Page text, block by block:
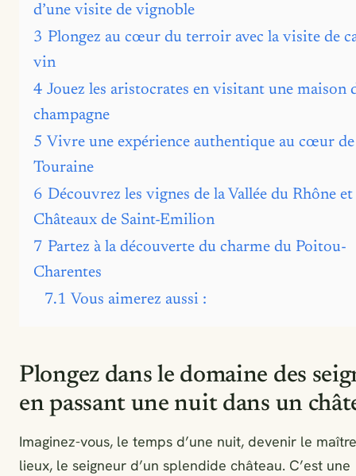
d’une visite de vignoble
3 Plongez au cœur du terroir avec la visite de
vin
4 Jouez les aristocrates en visitant une maison
champagne
5 Vivre une expérience authentique au cœur
Touraine
6 Découvrez les vignes de la Vallée du Rhône et
Châteaux de Saint-Emilion
7 Partez à la découverte du charme du Poitou-
Charentes
7.1 Vous aimerez aussi :
Plongez dans le domaine des
en passant une nuit dans un
Imaginez-vous, le temps d’une nuit, devenir le
lieux, le seigneur d’un splendide château. C’est une